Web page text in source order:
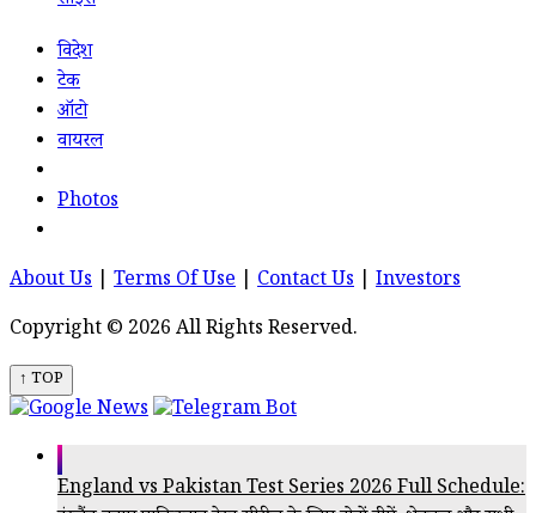
विदेश
टेक
ऑटो
वायरल
Photos
About Us Terms Of Use Contact Us
Investors
Copyright © 2026 All Rights Reserved.
↑ TOP
England vs Pakistan Test Series 2026 Full Schedule: